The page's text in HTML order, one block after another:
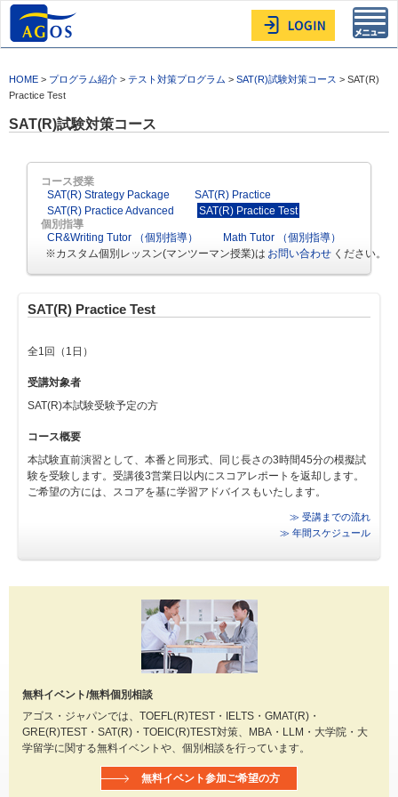
HOME > プログラム紹介 > テスト対策プログラム > SAT(R)試験対策コース > SAT(R)
Practice Test
SAT(R)試験対策コース
コース授業
SAT(R) Strategy Package
SAT(R) Practice
SAT(R) Practice Advanced
SAT(R) Practice Test
個別指導
CR&Writing Tutor （個別指導）
Math Tutor （個別指導）
※カスタム個別レッスン(マンツーマン授業)は お問い合わせ ください。
SAT(R) Practice Test
全1回（1日）
受講対象者
SAT(R)本試験受験予定の方
コース概要
本試験直前演習として、本番と同形式、同じ長さの3時間45分の模擬試
験を受験します。受講後3営業日以内にスコアレポートを返却します。
ご希望の方には、スコアを基に学習アドバイスもいたします。
≫ 受講までの流れ
≫ 年間スケジュール
無料イベント/無料個別相談
アゴス・ジャパンでは、TOEFL(R)TEST・IELTS・GMAT(R)・
GRE(R)TEST・SAT(R)・TOEIC(R)TEST対策、MBA・LLM・大学院・大
学留学に関する無料イベントや、個別相談を行っています。
無料イベント参加ご希望の方